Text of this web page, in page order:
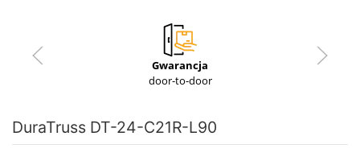
Gwarancja
door-to-door
DuraTruss DT-24-C21R-L90